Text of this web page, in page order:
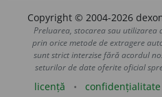
Copyright © 2004-2026
Preluarea, stocarea sau utilizarea
prin orice metode de extragere
sunt strict interzise fără acordul
seturilor de date oferite oficial
licență confidențialitate